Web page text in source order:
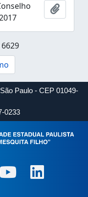
Paulo - CEP 01049-
0233